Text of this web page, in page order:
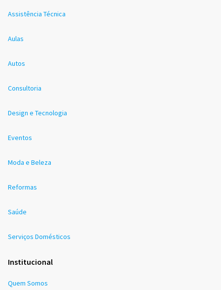
Assistência Técnica
Aulas
Autos
Consultoria
Design e Tecnologia
Eventos
Moda e Beleza
Reformas
Saúde
Serviços Domésticos
Institucional
Quem Somos